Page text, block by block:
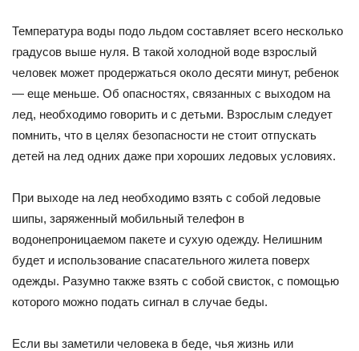
Температура воды подо льдом составляет всего несколько
градусов выше нуля. В такой холодной воде взрослый
человек может продержаться около десяти минут, ребенок
— еще меньше. Об опасностях, связанных с выходом на
лед, необходимо говорить и с детьми. Взрослым следует
помнить, что в целях безопасности не стоит отпускать
детей на лед одних даже при хороших ледовых условиях.
При выходе на лед необходимо взять с собой ледовые
шипы, заряженный мобильный телефон в
водонепроницаемом пакете и сухую одежду. Нелишним
будет и использование спасательного жилета поверх
одежды. Разумно также взять с собой свисток, с помощью
которого можно подать сигнал в случае беды.
Если вы заметили человека в беде, чья жизнь или